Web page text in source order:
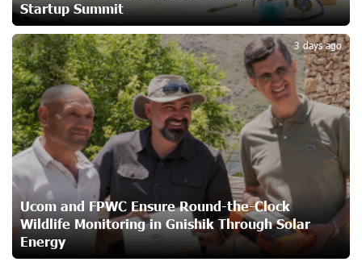
Ucom Supports Installation of 10 kW Solar Plant in
Shenavan, Lori
24 days ago
Unibank to Raffle a Trip to Italy
25 days ago
Customer Appreciation Day in Vanadzor: IDBank
26 days ago
Startup Summit
Ucom and FPWC Ensure Round-the-Clock
Wildlife Monitoring in Gnishik Through Solar
Energy
3 days ago
3